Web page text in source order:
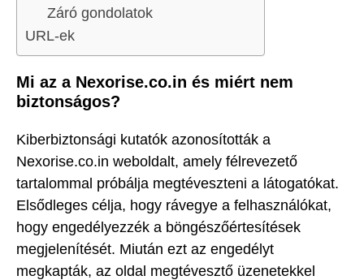
Záró gondolatok
URL-ek
Mi az a Nexorise.co.in és miért nem
biztonságos?
Kiberbiztonsági kutatók azonosították a
Nexorise.co.in weboldalt, amely félrevezető
tartalommal próbálja megtéveszteni a látogatókat.
Elsődleges célja, hogy rávegye a felhasználókat,
hogy engedélyezzék a böngészőértesítések
megjelenítését. Miután ezt az engedélyt
megkapták, az oldal megtévesztő üzenetekkel